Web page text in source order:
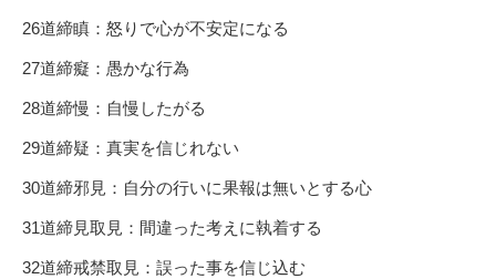
26道締瞋：怒りで心が不安定になる
27道締癡：愚かな行為
28道締慢：自慢したがる
29道締疑：真実を信じれない
30道締邪見：自分の行いに果報は無いとする心
31道締見取見：間違った考えに執着する
32道締戒禁取見：誤った事を信じ込む